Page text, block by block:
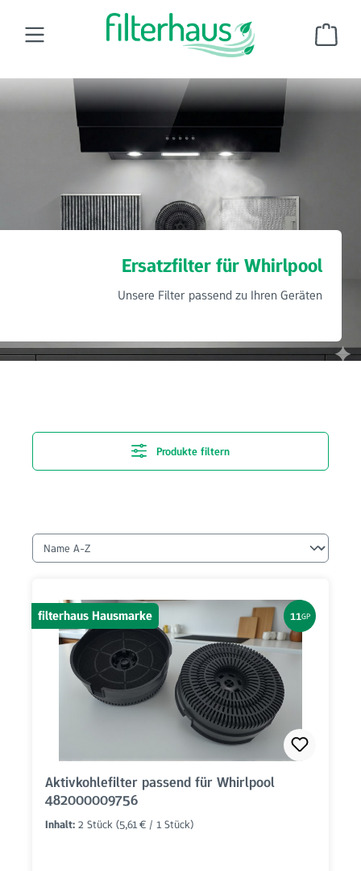
Zum Hauptinhalt springen
Dunstabzugshaubenfilter Ersatzfilter für Whirlpool
Ersatzfilter für Whirlpool
Unsere Filter passend zu Ihren Geräten
Produkte filtern
filterhaus Hausmarke 11GP
Aktivkohlefilter passend für Whirlpool
482000009756
Inhalt: 2 Stück (5,61 € / 1 Stück)